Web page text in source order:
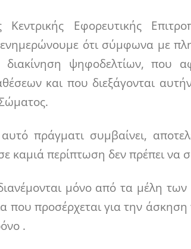
Κεντρικής Εφορευτικής
ότι σύμφωνα με
διακίνηση ψηφοδελτίων, που
και που διεξάγονται
πράγματι συμβαίνει,
καμιά περίπτωση δεν πρέπει να
μόνο από τα μέλη
που προσέρχεται για την
.